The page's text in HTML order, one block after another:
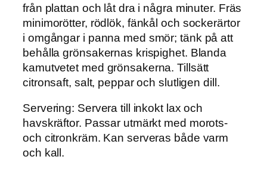
från plattan och låt dra i några minuter. Fräs
minimorötter, rödlök, fänkål och sockerärtor
i omgångar i panna med smör; tänk på att
behålla grönsakernas krispighet. Blanda
kamutvetet med grönsakerna. Tillsätt
citronsaft, salt, peppar och slutligen dill.
Servering: Servera till inkokt lax och
havskräftor. Passar utmärkt med morots-
och citronkräm. Kan serveras både varm
och kall.